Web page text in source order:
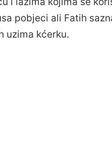
pobjeci ali Fatih
uzima kćerku.